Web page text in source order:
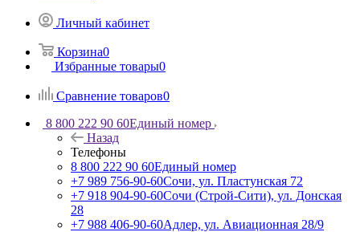
Личный кабинет
Корзина0
Избранные товары0
Сравнение товаров0
8 800 222 90 60Единый номер
Назад
Телефоны
8 800 222 90 60Единый номер
+7 989 756-90-60Сочи, ул. Пластунская 72
+7 918 904-90-60Сочи (Строй-Сити), ул. Донская
28
+7 988 406-90-60Адлер, ул. Авиационная 28/9